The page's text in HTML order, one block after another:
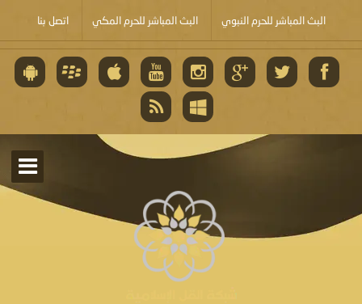
البث المباشر للحرم النبوي البث المباشر للحرم المكي اتصل بنا